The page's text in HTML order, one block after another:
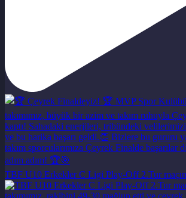
TBF U10 Erkekler C Ligi Play-Off 2.Tur